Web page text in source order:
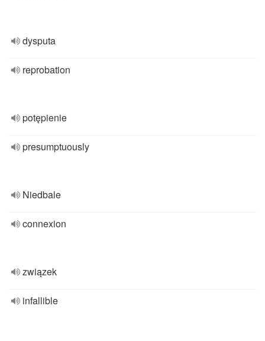
dysputa
reprobation
potępienie
presumptuously
Niedbale
connexion
związek
infallible